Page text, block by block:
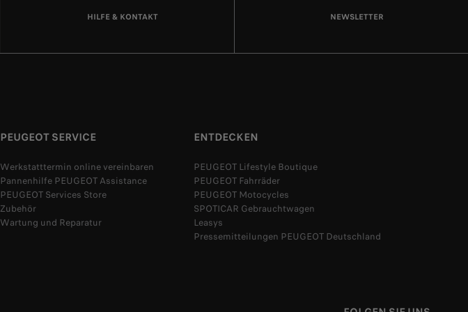
HILFE & KONTAKT NEWSLETTER
PEUGEOT SERVICE
Werkstatttermin online vereinbaren
Pannenhilfe PEUGEOT Assistance
PEUGEOT Services Store
Zubehör
Wartung und Reparatur
ENTDECKEN
PEUGEOT Lifestyle Boutique
PEUGEOT Fahrräder
PEUGEOT Motocycles
SPOTICAR Gebrauchtwagen
Leasys
Pressemitteilungen PEUGEOT Deutschland